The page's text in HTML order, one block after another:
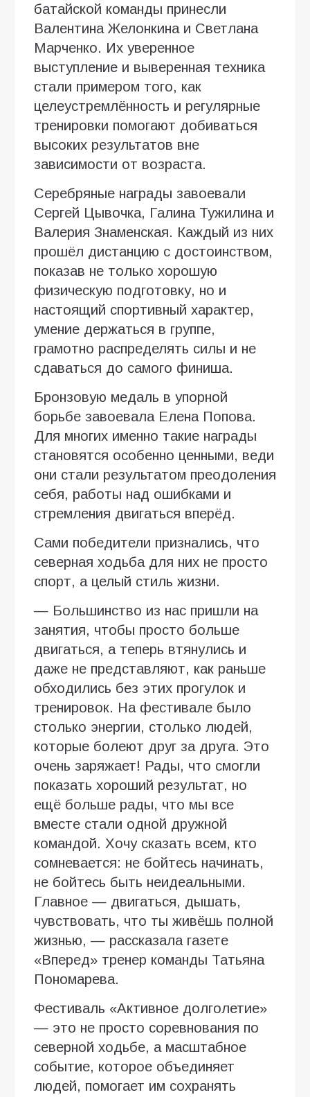
батайской команды принесли
Валентина Желонкина и Светлана
Марченко. Их уверенное
выступление и выверенная техника
стали примером того, как
целеустремлённость и регулярные
тренировки помогают добиваться
высоких результатов вне
зависимости от возраста.
Серебряные награды завоевали
Сергей Цывочка, Галина Тужилина и
Валерия Знаменская. Каждый из них
прошёл дистанцию с достоинством,
показав не только хорошую
физическую подготовку, но и
настоящий спортивный характер,
умение держаться в группе,
грамотно распределять силы и не
сдаваться до самого финиша.
Бронзовую медаль в упорной
борьбе завоевала Елена Попова.
Для многих именно такие награды
становятся особенно ценными, веди
они стали результатом преодоления
себя, работы над ошибками и
стремления двигаться вперёд.
Сами победители признались, что
северная ходьба для них не просто
спорт, а целый стиль жизни.
— Большинство из нас пришли на
занятия, чтобы просто больше
двигаться, а теперь втянулись и
даже не представляют, как раньше
обходились без этих прогулок и
тренировок. На фестивале было
столько энергии, столько людей,
которые болеют друг за друга. Это
очень заряжает! Рады, что смогли
показать хороший результат, но
ещё больше рады, что мы все
вместе стали одной дружной
командой. Хочу сказать всем, кто
сомневается: не бойтесь начинать,
не бойтесь быть неидеальными.
Главное — двигаться, дышать,
чувствовать, что ты живёшь полной
жизнью, — рассказала газете
«Вперед» тренер команды Татьяна
Пономарева.
Фестиваль «Активное долголетие»
— это не просто соревнования по
северной ходьбе, а масштабное
событие, которое объединяет
людей, помогает им сохранять